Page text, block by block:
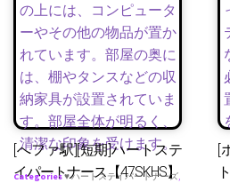
[へファ駅][短期]ハートステ
イパートナース【47SKHS】
Categories♥ ハートステイパートナーズ,
[